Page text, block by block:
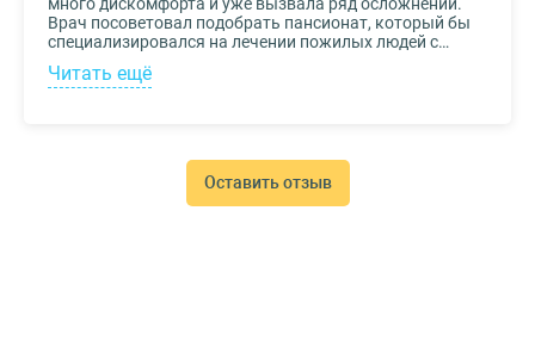
много дискомфорта и уже вызвала ряд осложнений.
Врач посоветовал подобрать пансионат, который бы
специализировался на лечении пожилых людей с
диабетом. К выбору заведения подошли со всей
серьезностью, важно было, чтобы за прабабушкой
окружили заботой. Таким заведением оказался
пансионат для пожилых Опека. Находится в Москве, в
соседнем районе, поэтому проведывать дорогого нам
Читать ещё
Оставить отзыв